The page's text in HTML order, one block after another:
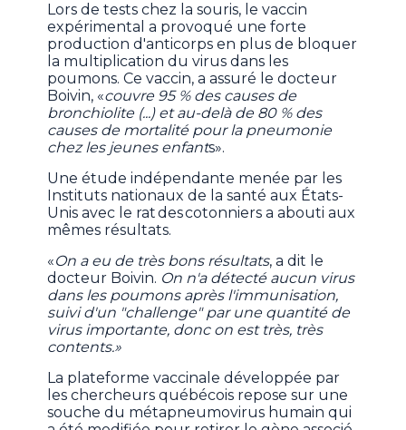
Lors de tests chez la souris, le vaccin
expérimental a provoqué une forte
production d'anticorps en plus de bloquer
la multiplication du virus dans les
poumons. Ce vaccin, a assuré le docteur
Boivin, «couvre 95 % des causes de
bronchiolite (...) et au-delà de 80 % des
causes de mortalité pour la pneumonie
chez les jeunes enfants».
Une étude indépendante menée par les
Instituts nationaux de la santé aux États-
Unis avec le rat des cotonniers a abouti aux
mêmes résultats.
«On a eu de très bons résultats, a dit le
docteur Boivin. On n'a détecté aucun virus
dans les poumons après l'immunisation,
suivi d'un "challenge" par une quantité de
virus importante, donc on est très, très
contents.»
La plateforme vaccinale développée par
les chercheurs québécois repose sur une
souche du métapneumovirus humain qui